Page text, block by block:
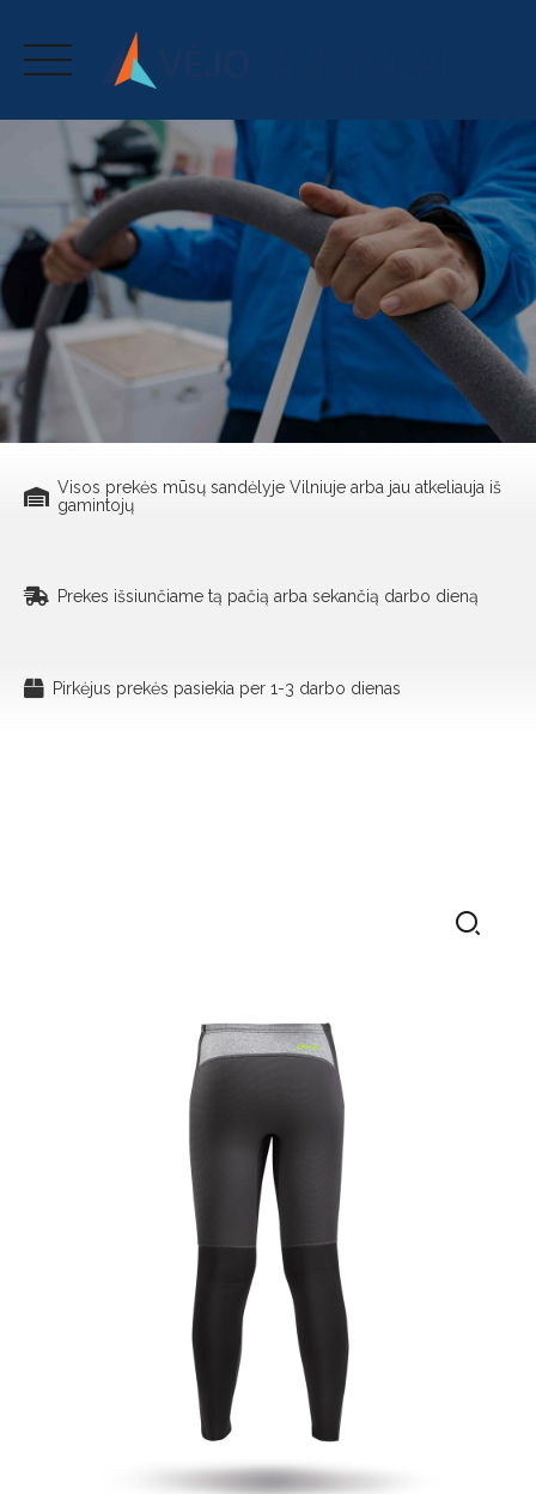
Visos prekės mūsų sandėlyje Vilniuje arba jau atkeliauja iš
gamintojų
Prekes išsiunčiame tą pačią arba sekančią darbo dieną
Pirkėjus prekės pasiekia per 1-3 darbo dienas